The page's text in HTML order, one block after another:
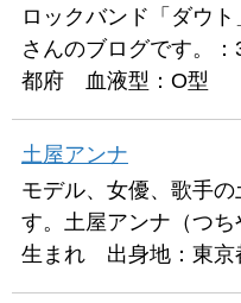
ロックバンド「ダウ
さんのブログです。
都府 血液型：O型
土屋アンナ
モデル、女優、歌手
す。土屋アンナ（つ
生まれ 出身地：東